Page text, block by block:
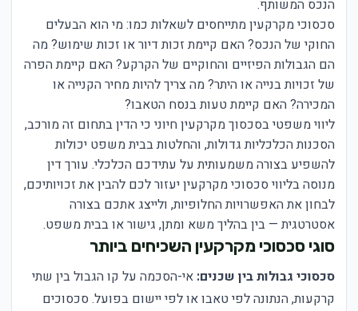
הנכס המשותף.
סכסוכי מקרקעין מתייחסים לשאלות כמו: מי הוא הבעלים
החוקי של הנכס? האם קיימת זכות דיור או זכות שימוש? מה
הם הגבולות הפיזיים והחוקיים של הקרקע? האם קיימת הפרה
של זכויות בנייה או היתר? מה צריך להיות מחיר הקנייה או
המכירה? האם קיימת טעות בנסח הטאבו?
ליווי משפטי בסכסוך מקרקעין חיוני כי הדין בתחום זה מורכב,
הסכנות הכלכליות גדולות, והחלטות בבית משפט יכולות
להשפיע בצורה משמעותית על עתידכם הכלכלי. עורך דין
מנוסה בליווי סכסוכי מקרקעין יעזור לכם להבין את זכויותיכם,
לבחון את האפשרויות החלופיות, ולייצג אתכם בצורה
אסטרטגית — בין בהליך משא ומתן, גישור או בבית משפט.
סוגי סכסוכי מקרקעין השכיחים ביותר
סכסוכי גבולות בין שכנים: אי-הסכמה על קו הגבול בין שתי
קרקעות, הנתונה לפי טאבו או לפי יישום בפועל. סכסוכים